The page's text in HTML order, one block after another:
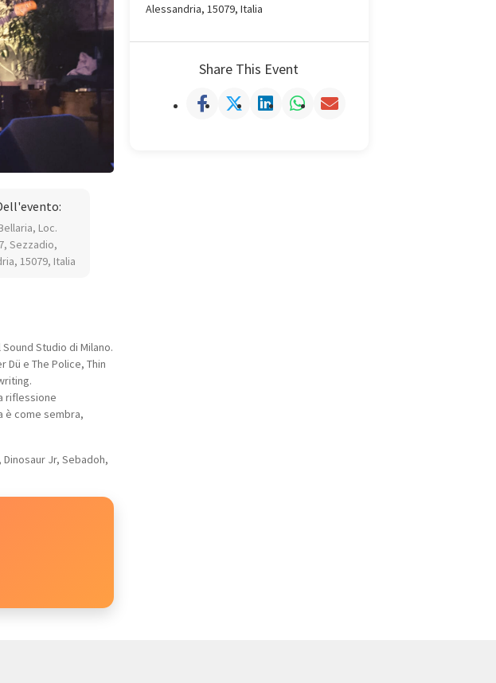
Loc.
Sezzadio,
15079, Italia
Studio di Milano.
e The Police, Thin
riflessione
è come sembra,
Jr, Sebadoh,
Alessandria, 15079, Italia
Share This Event